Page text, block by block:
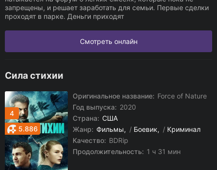
запрещены, и решает заработать для семьи. Первые сделки
проходят в парке. Деньги приходят
Смотреть онлайн
Сила стихии
4
5.886
Оригинальное название: Force of Nature
Год выпуска: 2020
Страна: США
Жанр: Фильмы / Боевик / Криминал
Качество: BDRip
Продолжительность: 1 ч 31 мин